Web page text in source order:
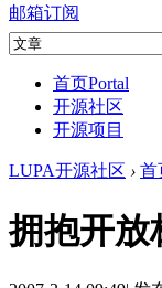
邮箱订阅
首页Portal
开源社区
开源项目
LUPA开源社区 › 首
拥抱开放